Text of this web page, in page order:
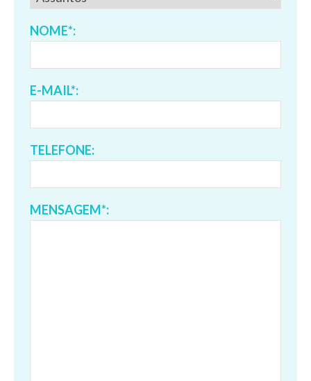
NOME*:
E-MAIL*:
TELEFONE:
MENSAGEM*: